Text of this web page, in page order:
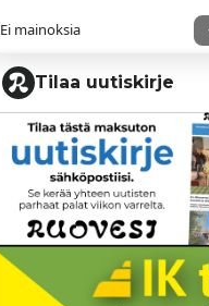
Ei mainoksia
Tilaa uutiskirje